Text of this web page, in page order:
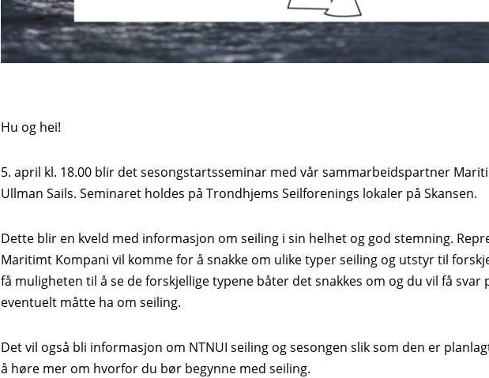
Hu og hei!
5. april kl. 18.00 blir det sesongstartsseminar med vår sammarbeidspartner
Ullman Sails. Seminaret holdes på Trondhjems Seilforenings lokaler på Skansen.
Dette blir en kveld med informasjon om seiling i sin helhet og god stemning.
Maritimt Kompani vil komme for å snakke om ulike typer seiling og utstyr til
få muligheten til å se de forskjellige typene båter det snakkes om og du vil få svar
eventuelt måtte ha om seiling.
Det vil også bli informasjon om NTNUI seiling og sesongen slik som den er
å høre mer om hvorfor du bør begynne med seiling.